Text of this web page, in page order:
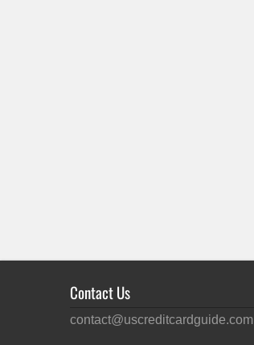
Contact Us
contact@uscreditcardguide.com